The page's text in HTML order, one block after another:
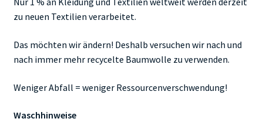
zu neuen Textilien verarbeitet.
Das möchten wir ändern! Deshalb versuchen wir nach und
nach immer mehr recycelte Baumwolle zu verwenden.
Weniger Abfall = weniger Ressourcenverschwendung!
Waschhinweise